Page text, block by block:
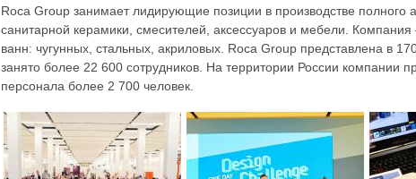
Roca Group занимает лидирующие позиции в производстве полного
санитарной керамики, смесителей, аксессуаров и мебели.
ванн: чугунных, стальных, акриловых. Roca Group представлена в
занято более 22 600 сотрудников. На территории России компании
персонала более 2 700 человек.